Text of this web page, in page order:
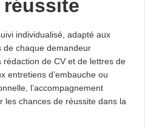
individualisé, adapté aux
de chaque demandeur
rédaction de CV et de lettres de
entretiens d’embauche ou
l’accompagnement
les chances de réussite dans la